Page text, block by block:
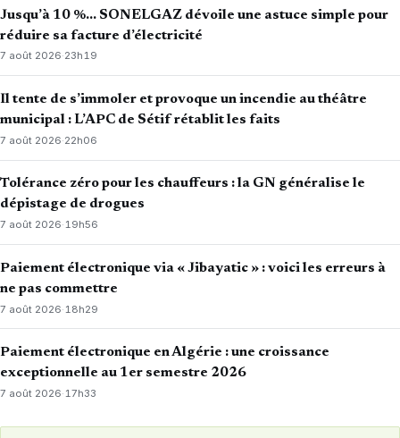
Jusqu’à 10 %… SONELGAZ dévoile une astuce simple pour
réduire sa facture d’électricité
7 août 2026·23h19
Il tente de s’immoler et provoque un incendie au théâtre
municipal : L’APC de Sétif rétablit les faits
7 août 2026·22h06
Tolérance zéro pour les chauffeurs : la GN généralise le
dépistage de drogues
7 août 2026·19h56
Paiement électronique via « Jibayatic » : voici les erreurs à
ne pas commettre
7 août 2026· 18h29
Paiement électronique en Algérie : une croissance
exceptionnelle au 1er semestre 2026
7 août 2026·17h33